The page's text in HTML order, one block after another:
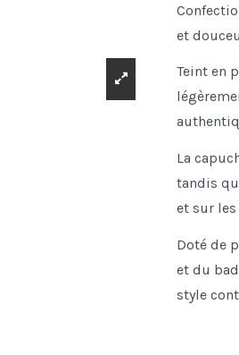
et
Teint en
La
tandis
et sur
Doté de
et du
style